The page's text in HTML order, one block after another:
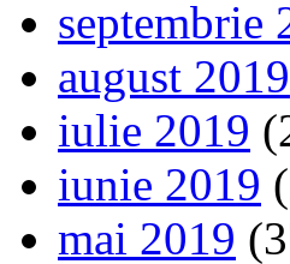
septembrie
august 2019
iulie 2019
iunie 2019
mai 2019